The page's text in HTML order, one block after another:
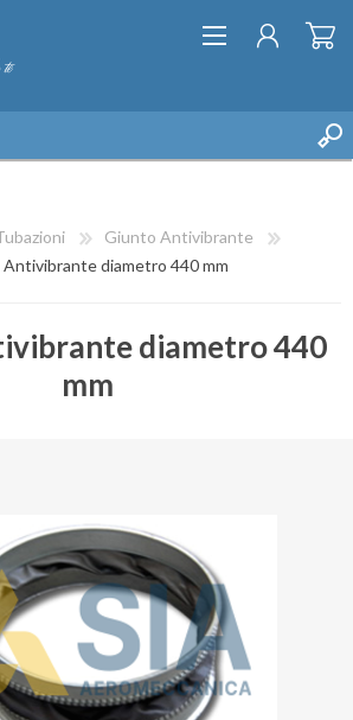
Giunto Antivibrante
diametro 440 mm
diametro 440
mm